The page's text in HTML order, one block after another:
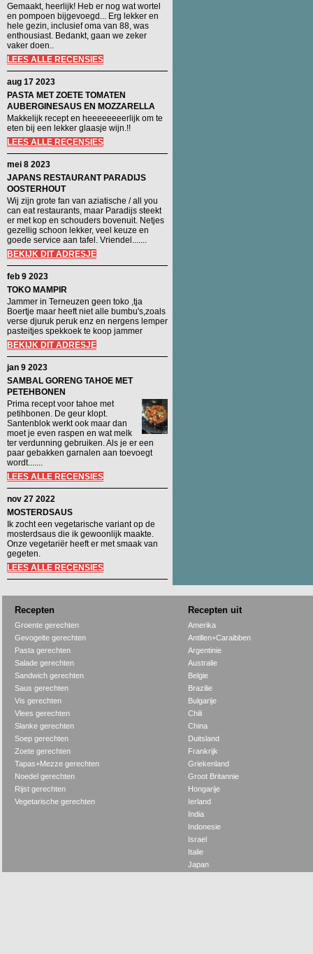
Gemaakt, heerlijk! Heb er nog wat wortel
en pompoen bijgevoegd... Erg lekker en
hele gezin, inclusief oma van 88, was
enthousiast. Bedankt, gaan we zeker
vaker doen..
LEES ALLE RECENSIES
aug 17 2023
PASTA MET ZOETE TOMATEN
AUBERGINESAUS EN MOZZARELLA
Makkelijk recept en heeeeeeeerlijk om te
eten bij een lekker glaasje wijn.!!
LEES ALLE RECENSIES
mei 8 2023
JAPANS RESTAURANT PARADIJS
OOSTERHOUT
Wij zijn grote fan van aziatische / all you
can eat restaurants, maar Paradijs steekt
er met kop en schouders bovenuit. Netjes
gezellig schoon lekker, veel keuze en
goede service aan tafel. Vriendel.......
BEKIJK DIT ADRESJE
feb 9 2023
TOKO MAMPIR
Jammer in Terneuzen geen toko ,tja
Boertje maar heeft niet alle bumbu's,zoals
verse djuruk peruk enz en nergens lemper
pasteitjes spekkoek te koop jammer
BEKIJK DIT ADRESJE
jan 9 2023
SAMBAL GORENG TAHOE MET
PETEHBONEN
Prima recept voor tahoe met
petihbonen. De geur klopt.
Santenblok werkt ook maar dan
moet je even raspen en wat melk
ter verdunning gebruiken. Als je er een
paar gebakken garnalen aan toevoegt
wordt.......
LEES ALLE RECENSIES
nov 27 2022
MOSTERDSAUS
Ik zocht een vegetarische variant op de
mosterdsaus die ik gewoonlijk maakte.
Onze vegetariër heeft er met smaak van
gegeten.
LEES ALLE RECENSIES
Recepten Recepten uit
Groente gerechten
Gevogelte gerechten
Pasta gerechten
Salade gerechten
Sandwich gerechten
Saus gerechten
Vis gerechten
Vlees gerechten
Slanke gerechten
Soep gerechten
Zoete gerechten
Tapas+Mezze gerechten
Noedel gerechten
Rijst gerechten
Vegetarische gerechten
Amerika
Antillen+Caraibben
Argentinie
Australie
Belgie
Brazilie
Bulgarije
Chili
China
Duitsland
Frankrijk
Griekenland
Groot Britannie
Hongarije
Ierland
India
Indonesie
Israel
Italie
Japan